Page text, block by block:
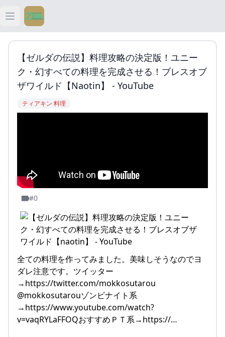
Open main menu
ティアキン
ティアキン 祠
ティアキン 武器
【ゼルダの伝説】料理攻略の決定版！ユニー
ク・幻すべての料理を完成させる！ブレスオブ
ザワイルド【naotin】 - YouTube
ティアキン 料理
#0
全ての料理を作ってみました。美味しそうなのでヨ
ダレ注意です。ツイッター
→https://twitter.com/mokkosutarou
@mokkosutarouゾンビナイト系
→https://www.youtube.com/watch?
v=vaqRYLaFFOQおすすめＰＴ系→https://…